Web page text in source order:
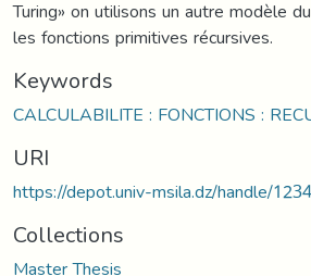
Turing» on utilisons un autre modèle
les fonctions primitives récursives.
Keywords
CALCULABILITE : FONCTIONS :
URI
https://depot.univ-msila.dz/handle/
Collections
Master Thesis